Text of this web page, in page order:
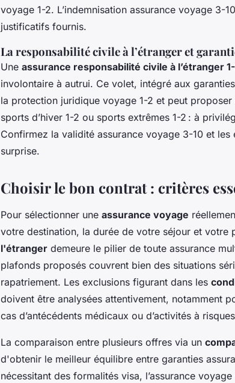
voyage 1-2. L’indemnisation assurance voyage 3-
justificatifs fournis.
La responsabilité civile à l’étranger et
Une assurance responsabilité civile à l’étranger
involontaire à autrui. Ce volet, intégré aux
la protection juridique voyage 1-2 et peut proposer
sports d’hiver 1-2 ou sports extrêmes 1-2 : à
Confirmez la validité assurance voyage 3-10 et
surprise.
Choisir le bon contrat : critères
Pour sélectionner une assurance voyage
votre destination, la durée de votre séjour et votre
l'étranger demeure le pilier de toute assurance
plafonds proposés couvrent bien des situations
rapatriement. Les exclusions figurant dans les
doivent être analysées attentivement, notamment
cas d’antécédents médicaux ou d’activités à
La comparaison entre plusieurs offres via un
d'obtenir le meilleur équilibre entre garanties
nécessitant des formalités visa, l’assurance